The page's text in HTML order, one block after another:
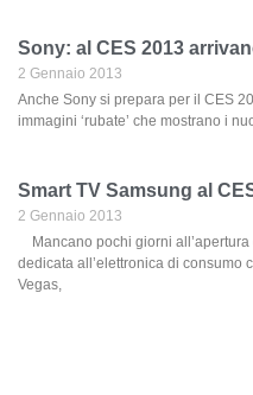
Sony: al CES 2013
2 Gennaio 2013
Anche Sony si prepara per il CES
immagini ‘rubate’ che mostrano i
Smart TV Samsung al
2 Gennaio 2013
Mancano pochi giorni
dedicata all’elettronica di consumo
Vegas,